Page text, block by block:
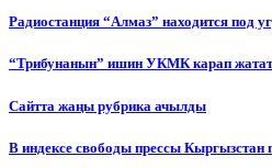
Радиостанция “Алмаз” находится под
“Трибунанын” ишин УКМК карап жатат
Сайтта жаңы рубрика ачылды
В индексе свободы прессы Кыргызстан